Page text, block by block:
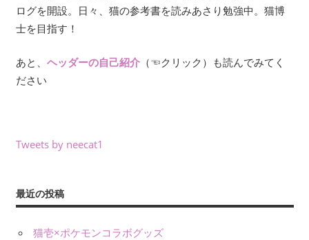
ログを開設。日々、猫の参考書を読みあさり勉強中。猫博
士を目指す！
あと、 ヘッダーの自己紹介（☜クリック）も読んでみてく
ださい
Tweets by neecat1
最近の投稿
猫壱×ポケモンコラボグッズ